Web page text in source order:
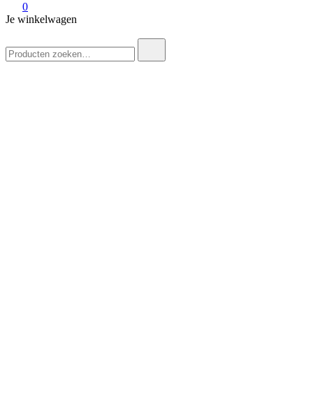
0
Je winkelwagen
naar: